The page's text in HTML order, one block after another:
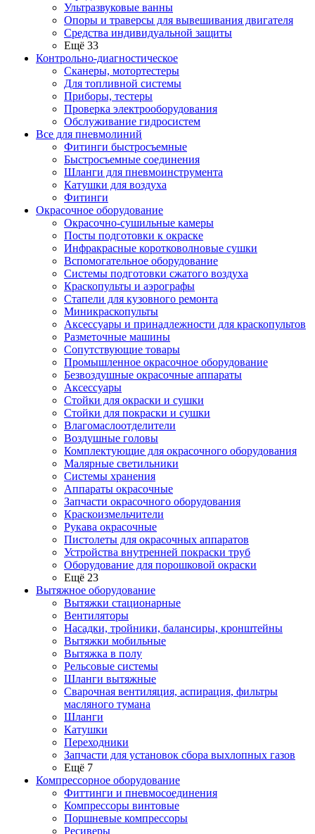
Ультразвуковые ванны
Опоры и траверсы для вывешивания двигателя
Средства индивидуальной защиты
Ещё 33
Контрольно-диагностическое
Сканеры, мотортестеры
Для топливной системы
Приборы, тестеры
Проверка электрооборудования
Обслуживание гидросистем
Все для пневмолиний
Фитинги быстросъемные
Быстросъемные соединения
Шланги для пневмоинструмента
Катушки для воздуха
Фитинги
Окрасочное оборудование
Окрасочно-сушильные камеры
Посты подготовки к окраске
Инфракрасные коротковолновые сушки
Вспомогательное оборудование
Системы подготовки сжатого воздуха
Краскопульты и аэрографы
Стапели для кузовного ремонта
Миникраскопульты
Аксессуары и принадлежности для краскопультов
Разметочные машины
Сопутствующие товары
Промышленное окрасочное оборудование
Безвоздушные окрасочные аппараты
Аксессуары
Стойки для окраски и сушки
Стойки для покраски и сушки
Влагомаслоотделители
Воздушные головы
Комплектующие для окрасочного оборудования
Малярные светильники
Системы хранения
Аппараты окрасочные
Запчасти окрасочного оборудования
Краскоизмельчители
Рукава окрасочные
Пистолеты для окрасочных аппаратов
Устройства внутренней покраски труб
Оборудование для порошковой окраски
Ещё 23
Вытяжное оборудование
Вытяжки стационарные
Вентиляторы
Насадки, тройники, балансиры, кронштейны
Вытяжки мобильные
Вытяжка в полу
Рельсовые системы
Шланги вытяжные
Сварочная вентиляция, аспирация, фильтры
масляного тумана
Шланги
Катушки
Переходники
Запчасти для установок сбора выхлопных газов
Ещё 7
Компрессорное оборудование
Фиттинги и пневмосоединения
Компрессоры винтовые
Поршневые компрессоры
Ресиверы